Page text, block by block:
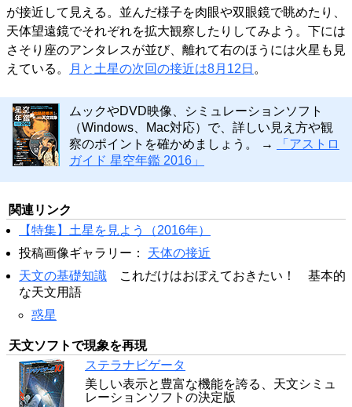
が接近して見える。並んだ様子を肉眼や双眼鏡で眺めたり、
天体望遠鏡でそれぞれを拡大観察したりしてみよう。下には
さそり座のアンタレスが並び、離れて右のほうには火星も見
えている。
月と土星の次回の接近は8月12日 。
ムックやDVD映像、シミュレーションソフト
（Windows、Mac対応）で、詳しい見え方や観
察のポイントを確かめましょう。 →
「アストロ
ガイド 星空年鑑 2016」
関連リンク
【特集】土星を見よう（2016年）
投稿画像ギャラリー： 天体の接近
天文の基礎知識 これだけはおぼえておきたい！ 基本的
な天文用語
惑星
天文ソフトで現象を再現
ステラナビゲータ
美しい表示と豊富な機能を誇る、天文シミュ
レーションソフトの決定版